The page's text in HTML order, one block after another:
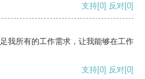
支持[0] 反对[0]
我所有的工作需求，让我能够在工作
支持[0] 反对[0]